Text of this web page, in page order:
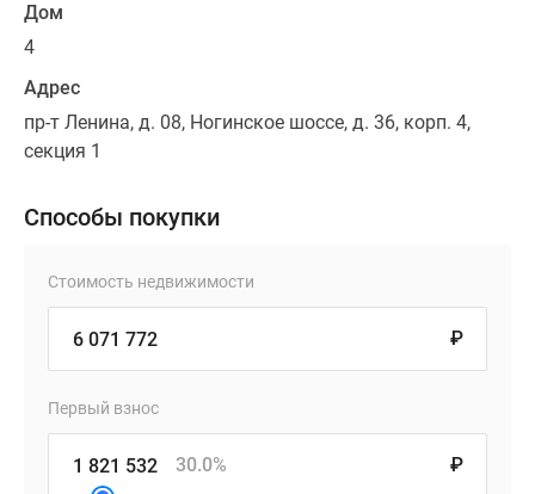
Дом
4
Адрес
пр-т Ленина, д. 08, Ногинское шоссе, д. 36, корп. 4,
секция 1
Способы покупки
Стоимость недвижимости
₽
Первый взнос
₽
30.0%